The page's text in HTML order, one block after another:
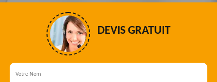
DEVIS GRATUIT